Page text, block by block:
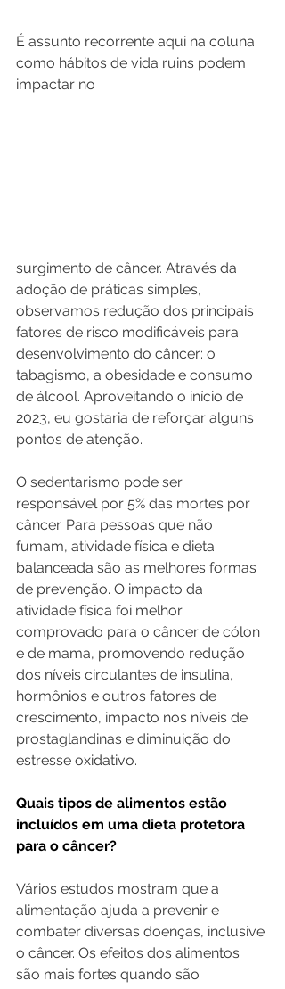
É assunto recorrente aqui na coluna
como hábitos de vida ruins podem
impactar no
surgimento de câncer. Através da
adoção de práticas simples,
observamos redução dos principais
fatores de risco modificáveis para
desenvolvimento do câncer: o
tabagismo, a obesidade e consumo
de álcool. Aproveitando o início de
2023, eu gostaria de reforçar alguns
pontos de atenção.
O sedentarismo pode ser
responsável por 5% das mortes por
câncer. Para pessoas que não
fumam, atividade física e dieta
balanceada são as melhores formas
de prevenção. O impacto da
atividade física foi melhor
comprovado para o câncer de cólon
e de mama, promovendo redução
dos níveis circulantes de insulina,
hormônios e outros fatores de
crescimento, impacto nos níveis de
prostaglandinas e diminuição do
estresse oxidativo.
Quais tipos de alimentos estão
incluídos em uma dieta protetora
para o câncer?
Vários estudos mostram que a
alimentação ajuda a prevenir e
combater diversas doenças, inclusive
o câncer. Os efeitos dos alimentos
são mais fortes quando são